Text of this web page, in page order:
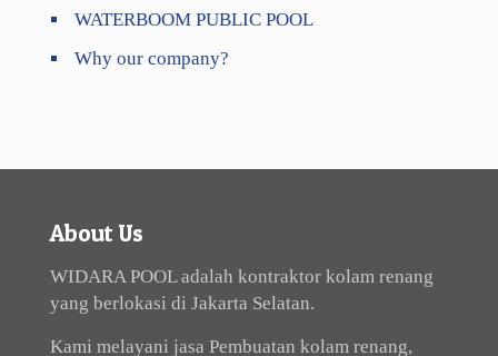
WATERBOOM PUBLIC POOL
Why our company?
About Us
WIDARA POOL adalah kontraktor kolam renang
yang berlokasi di Jakarta Selatan.
Kami melayani jasa Pembuatan kolam renang,